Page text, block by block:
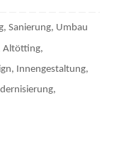
, Sanierung, Umbau
Altötting,
, Innengestaltung,
,